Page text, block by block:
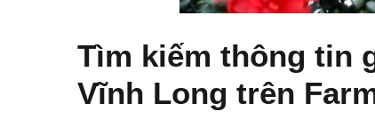
Tìm kiếm thông tin
Vĩnh Long trên